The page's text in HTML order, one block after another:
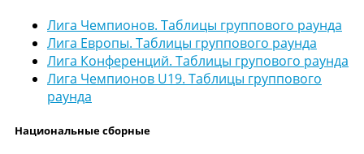
Лига Чемпионов. Таблицы группового раунда
Лига Европы. Таблицы группового раунда
Лига Конференций. Таблицы групового раунда
Лига Чемпионов U19. Таблицы группового
раунда
Национальные сборные